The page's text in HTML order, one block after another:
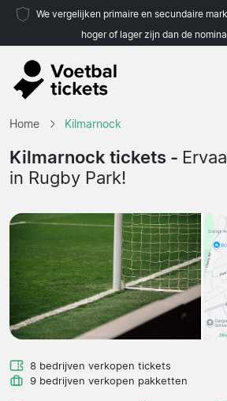
We vergelijken primaire en secundaire
hoger of lager zijn dan de
Teams
Home Kilmarnock
Kilmarnock tickets -
in Rugby Park!
8 bedrijven verkopen tickets
9 bedrijven verkopen pakketten